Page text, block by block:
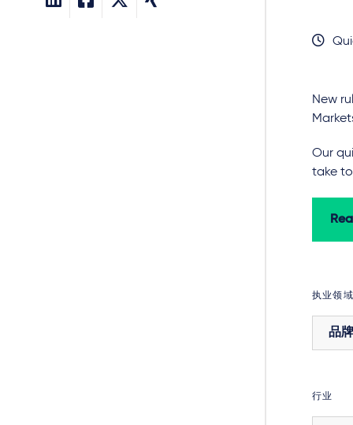
New
Our
take
执业领
品
行业